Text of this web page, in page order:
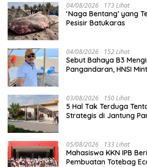
04/08/2026 173 Lihat
‘Naga Bentang’ yang
Pesisir Batukaras
04/08/2026 152 Lihat
Sebut Bahaya B3
Pangandaran, HNSI
03/08/2026 150 Lihat
5 Hal Tak Terduga
Strategis di Jantung
05/08/2026 133 Lihat
Mahasiswa KKN IPB
Pembuatan Totebag